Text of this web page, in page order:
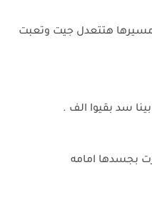
هتتعدل جيت وتعبت
سد بقيوا الف .
بجسدها امامه